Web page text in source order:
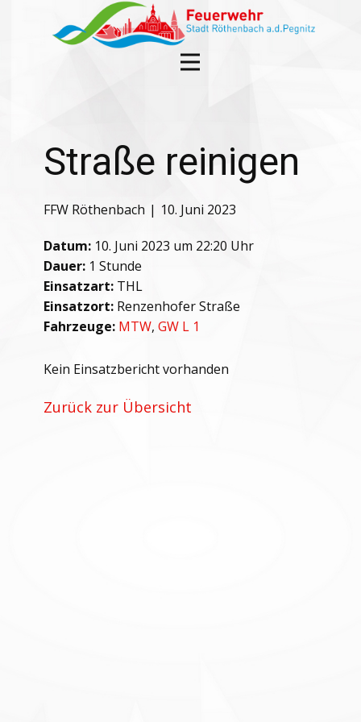
Straße reinigen
FFW Röthenbach 10. Juni 2023
Datum: 10. Juni 2023 um 22:20 Uhr
Dauer: 1 Stunde
Einsatzart: THL
Einsatzort: Renzenhofer Straße
Fahrzeuge: MTW, GW L 1
Kein Einsatzbericht vorhanden
Zurück zur Übersicht